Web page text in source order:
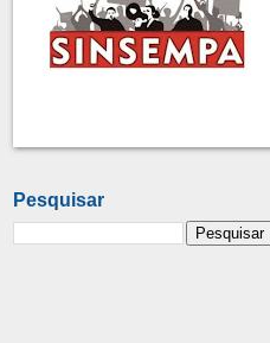
Pesquisar